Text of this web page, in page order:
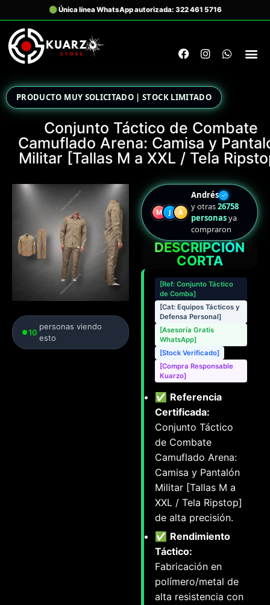
PRODUCTO MUY SOLICITADO | STOCK LIMITADO
Conjunto Táctico de Combate
Camuflado Arena: Camisa y
Militar [Tallas M a XXL / Tela
10
personas viendo
esto
M J A
Andrés ✓
y otras26758
personasya
compraron
DESCRIPCIÓN
CORTA
[Ref: Conjunto Táctico
de Comba]
[Cat: Equipos Tácticos y
Defensa Personal]
[Asesoría Gratis
WhatsApp]
[Stock Verificado]
[Compra Responsable
Kuarzo]
✅ Referencia
Certificada:
Conjunto Táctico
de Combate
Camuflado Arena:
Camisa y Pantalón
Militar [Tallas M a
XXL / Tela Ripstop]
de alta precisión.
✅ Rendimiento
Táctico:
Fabricación en
polímero/metal de
alta resistencia con